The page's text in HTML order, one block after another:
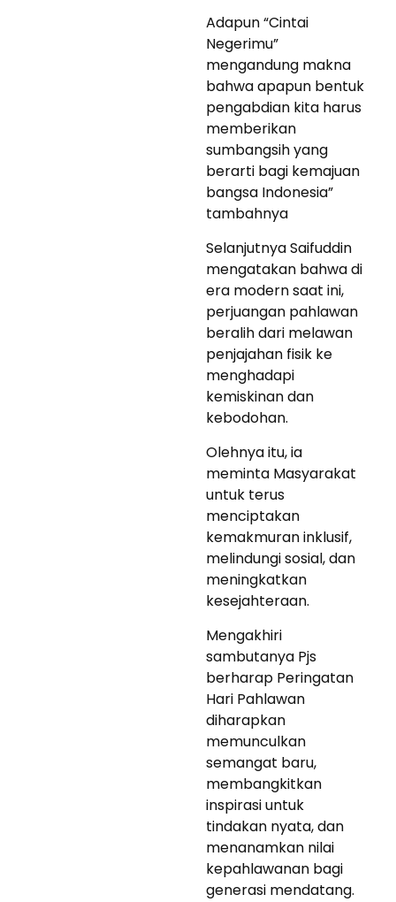
Adapun “Cintai
Negerimu”
mengandung makna
bahwa apapun bentuk
pengabdian kita harus
memberikan
sumbangsih yang
berarti bagi kemajuan
bangsa Indonesia”
tambahnya
Selanjutnya Saifuddin
mengatakan bahwa di
era modern saat ini,
perjuangan pahlawan
beralih dari melawan
penjajahan fisik ke
menghadapi
kemiskinan dan
kebodohan.
Olehnya itu, ia
meminta Masyarakat
untuk terus
menciptakan
kemakmuran inklusif,
melindungi sosial, dan
meningkatkan
kesejahteraan.
Mengakhiri
sambutanya Pjs
berharap Peringatan
Hari Pahlawan
diharapkan
memunculkan
semangat baru,
membangkitkan
inspirasi untuk
tindakan nyata, dan
menanamkan nilai
kepahlawanan bagi
generasi mendatang.